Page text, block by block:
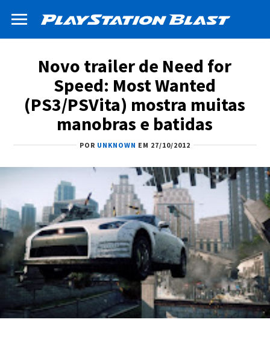
Novo trailer de Need for
Speed: Most Wanted
(PS3/PSVita) mostra muitas
manobras e batidas
POR UNKNOWN EM 27/10/2012